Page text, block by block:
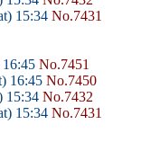
15:34 No.7431
16:45 No.7451
16:45 No.7450
15:34 No.7432
15:34 No.7431